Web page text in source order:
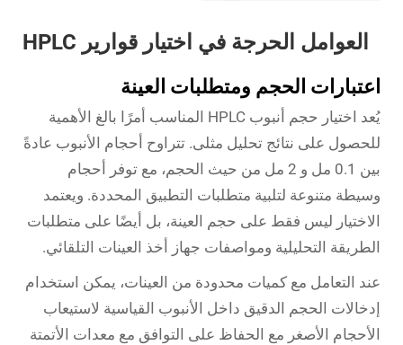
العوامل الحرجة في اختيار قوارير HPLC
اعتبارات الحجم ومتطلبات العينة
يُعد اختيار حجم أنبوب HPLC المناسب أمرًا بالغ الأهمية
للحصول على نتائج تحليل مثلى. تتراوح أحجام الأنبوب عادةً
بين 0.1 مل و 2 مل من حيث الحجم، مع توفر أحجام
وسيطة متنوعة لتلبية متطلبات التطبيق المحددة. ويعتمد
الاختيار ليس فقط على حجم العينة، بل أيضًا على متطلبات
الطريقة التحليلية ومواصفات جهاز أخذ العينات التلقائي.
عند التعامل مع كميات محدودة من العينات، يمكن استخدام
إدخالات الحجم الدقيق داخل الأنبوب القياسية لاستيعاب
الأحجام الأصغر مع الحفاظ على التوافق مع معدات الأتمتة